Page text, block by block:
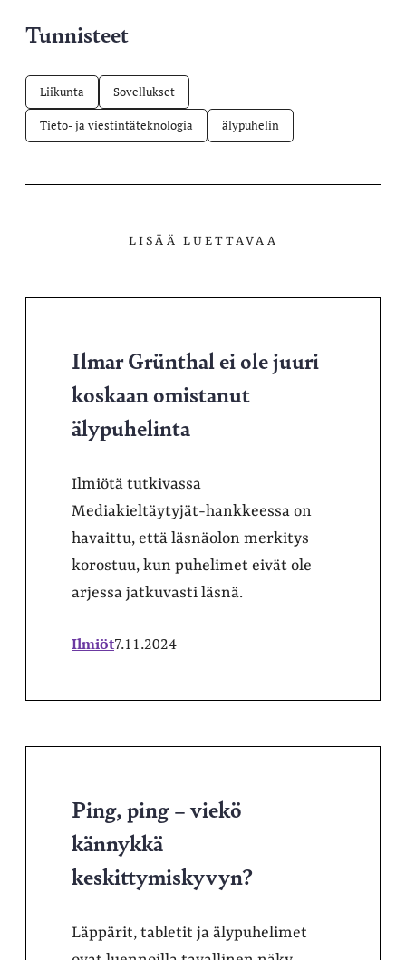
Tunnisteet
Liikunta Sovellukset
Tieto- ja viestintäteknologia älypuhelin
LISÄÄ LUETTAVAA
Ilmar Grünthal ei ole juuri
koskaan omistanut
älypuhelinta
Ilmiötä tutkivassa
Mediakieltäytyjät-hankkeessa on
havaittu, että läsnäolon merkitys
korostuu, kun puhelimet eivät ole
arjessa jatkuvasti läsnä.
Ilmiöt7.11.2024
Ping, ping – viekö
kännykkä
keskittymiskyvyn?
Läppärit, tabletit ja älypuhelimet